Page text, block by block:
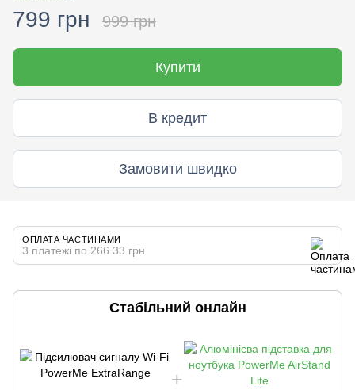
799 грн 999 грн
Купити
В кредит
Замовити швидко
ОПЛАТА ЧАСТИНАМИ
3 платежі по 266.33 грн
Стабільний онлайн